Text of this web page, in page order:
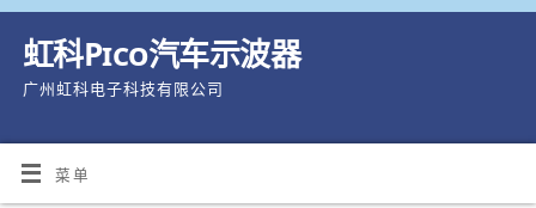
虹科Pico汽车示波器
广州虹科电子科技有限公司
菜单